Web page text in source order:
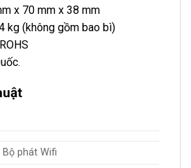
x 70 mm x 38 mm
kg (không gồm bao bì)
Bộ phát Wifi